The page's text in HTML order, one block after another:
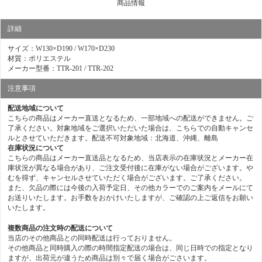
商品情報
詳細
サイズ：W130×D190 / W170×D230
材質：ポリエステル
メーカー型番：TTR-201 / TTR-202
注意事項
配送地域について
こちらの商品はメーカー直送となるため、一部地域への配送ができません。ご
了承ください。対象地域をご選択いただいた場合は、こちらでの自動キャンセ
ルとさせていただきます。配送不可対象地域：北海道、沖縄、離島
在庫状況について
こちらの商品はメーカー直送品となるため、当店表示の在庫状況とメーカー在
庫状況が異なる場合があり、ご注文受付後に在庫がない場合がございます。や
むを得ず、キャンセルさせていただく場合がございます。ご了承ください。
また、欠品の際には今後の入荷予定日、その他カラーでのご案内をメールにて
お送りいたします。お手数をおかけいたしますが、ご確認の上ご返信をお願い
いたします。
複数商品の注文時の配送について
当店のその他商品との同時配送は行っておりません。
その他商品と同時購入の際の時間指定配送の場合は、同じ日時での指定となり
ますが、出荷元が違うため商品は別々で届く場合がごさいます。